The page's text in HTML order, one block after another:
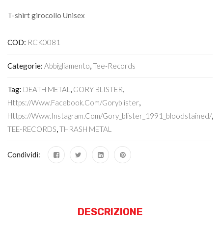
T-shirt girocollo Unisex
COD: RCK0081
Categorie: Abbigliamento,Tee-Records
Tag: DEATH METAL , GORY BLISTER,
Https://www.facebook.com/goryblister,
Https://www.instagram.com/gory_blister_1991_bloodstained/,
TEE-RECORDS,THRASH METAL
Condividi:
DESCRIZIONE